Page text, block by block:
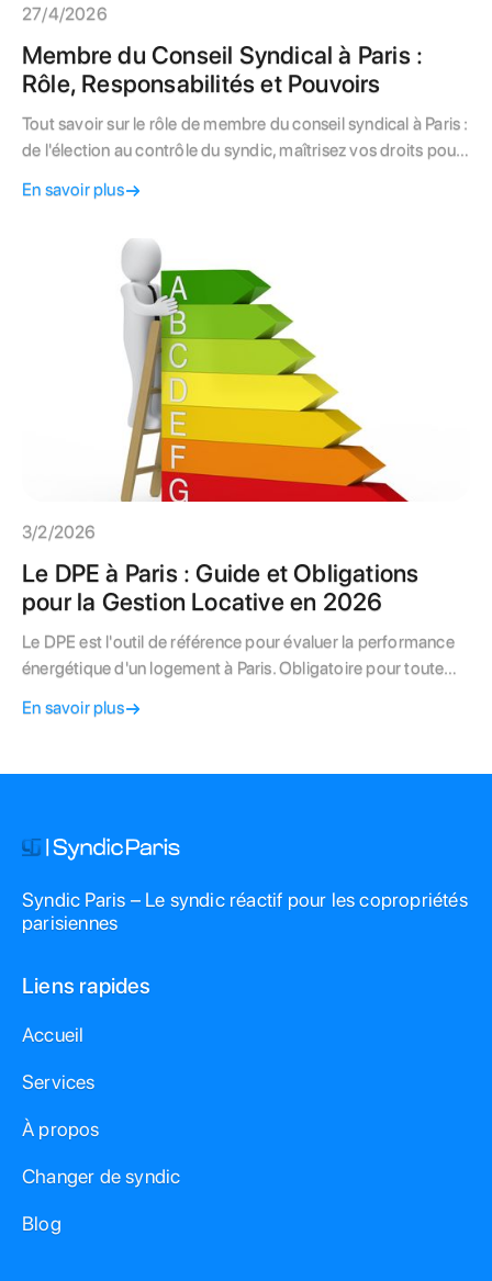
27/4/2026
Membre du Conseil Syndical à Paris :
Rôle, Responsabilités et Pouvoirs
Tout savoir sur le rôle de membre du conseil syndical à Paris :
de l'élection au contrôle du syndic, maîtrisez vos droits pour
En savoir plus
3/2/2026
Le DPE à Paris : Guide et Obligations
pour la Gestion Locative en 2026
Le DPE est l'outil de référence pour évaluer la performance
énergétique d'un logement à Paris. Obligatoire pour toute
consommation et leurs émissions de CO2. Face au
DPE devient le point de départ de tout projet de rénovation.
rentabilité de votre investissement locatif, particulièrement
En savoir plus
Syndic Paris – Le syndic réactif pour les copropriétés
parisiennes
Liens rapides
Accueil
Services
À propos
Changer de syndic
Blog